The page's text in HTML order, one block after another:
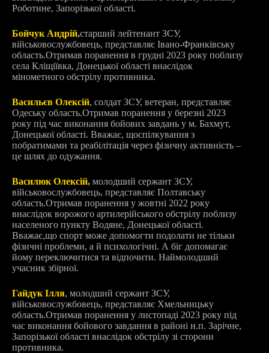
Роботине, Запорізької області.
Бойчук Андрій,старший лейтенант ЗСУ,
військовослужбовець, представляє Івано-Франківську
область.Отримав поранення в грудні 2023 року поблизу
села Кліщіївка, Донецької області внаслідок
мінометного обстрілу противника.
Васильєв Олексій, солдат ЗСУ, ветеран, представляє
Одеську область.Отримав поранення у березні 2023
року під час виконання бойових завдань у м. Бахмут,
Донецької області. Вважає, щоспілкування з
побратимами та реабілітація через фізичну активність –
це шлях до одужання.
Василюк Олексій, молодший сержант ЗСУ,
військовослужбовець, представляє Полтавську
область.Отримав поранення у жовтні 2022 року
внаслідок ворожого артилерійського обстрілу поблизу
населеного пункту Водяне, Донецької області.
Вважає,що спорт може допомогти подолати не тільки
фізичні проблеми, а й психологічні. А біг допомагає
йому переключитися та відпочити. Наймолодший
учасник збірної.
Гайдук Ілля, молодший сержант ЗСУ,
військовослужбовець, представляє Хмельницьку
область.Отримав поранення у листопаді 2023 року під
час виконання бойового завдання в районі н.п. Зарічне,
Запорізької області внаслідок обстрілу зі сторони
противника.